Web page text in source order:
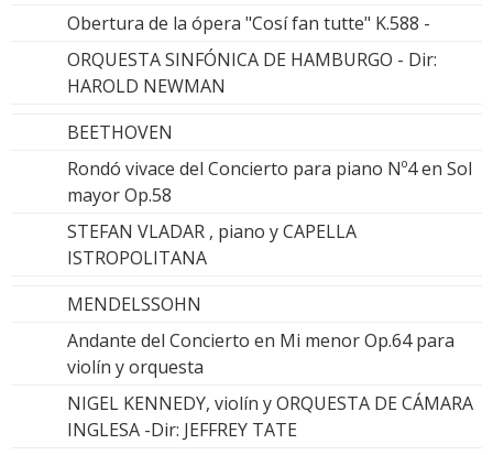
Obertura de la ópera "Cosí fan tutte" K.588 -
ORQUESTA SINFÓNICA DE HAMBURGO - Dir:
HAROLD NEWMAN
BEETHOVEN
Rondó vivace del Concierto para piano Nº4 en Sol
mayor Op.58
STEFAN VLADAR , piano y CAPELLA
ISTROPOLITANA
MENDELSSOHN
Andante del Concierto en Mi menor Op.64 para
violín y orquesta
NIGEL KENNEDY, violín y ORQUESTA DE CÁMARA
INGLESA -Dir: JEFFREY TATE